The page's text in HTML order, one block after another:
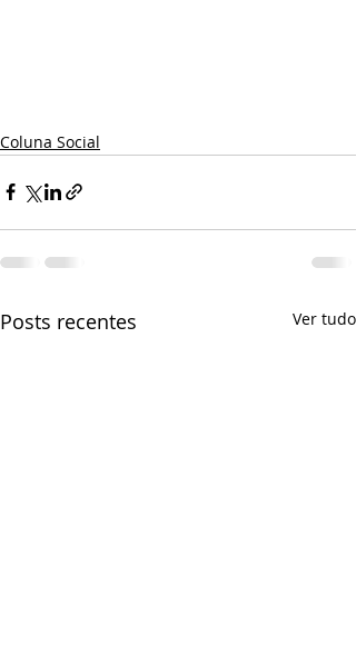
Coluna Social
Posts recentes Ver tudo